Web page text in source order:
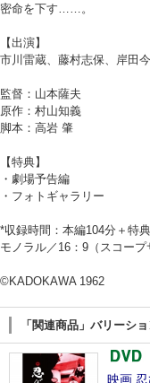
密命を下す……。
【出演】
市川雷蔵、藤村志保、岸田
監督：山本薩夫
原作：村山知義
脚本：高岩 肇
【特典】
・劇場予告編
・フォトギャラリー
*収録時間：本編104分＋特
モノラル／16：9（スコー
©KADOKAWA 1962
「関連商品」バリーシ
映画